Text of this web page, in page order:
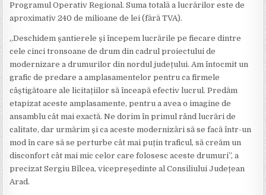
Programul Operativ Regional. Suma totală a lucrărilor este de
aproximativ 240 de milioane de lei (fără TVA).
„Deschidem șantierele și începem lucrările pe fiecare dintre
cele cinci tronsoane de drum din cadrul proiectului de
modernizare a drumurilor din nordul județului. Am întocmit un
grafic de predare a amplasamentelor pentru ca firmele
câștigătoare ale licitațiilor să înceapă efectiv lucrul. Predăm
etapizat aceste amplasamente, pentru a avea o imagine de
ansamblu cât mai exactă. Ne dorim în primul rând lucrări de
calitate, dar urmărim și ca aceste modernizări să se facă într-un
mod în care să se perturbe cât mai puțin traficul, să creăm un
disconfort cât mai mic celor care folosesc aceste drumuri”, a
precizat Sergiu Bîlcea, vicepreședinte al Consiliului Județean
Arad.